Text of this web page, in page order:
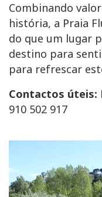
Combinando
história, a Praia
do que um lugar
destino para
para refrescar
Contactos úteis:
910 502 917